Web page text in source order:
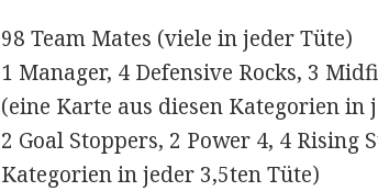
98 Team Mates (viele in jeder Tüte)
1 Manager, 4 Defensive Rocks, 3
(eine Karte aus diesen Kategorien in
2 Goal Stoppers, 2 Power 4, 4 Rising
Kategorien in jeder 3,5ten Tüte)